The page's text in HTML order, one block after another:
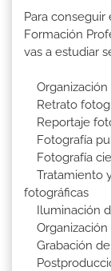
Para
Formación
vas a estudiar
Organización
Retrato
Reportaje
Fotografía
Fotografía
Tratamiento
fotográficas
Iluminación
Organización
Grabación de